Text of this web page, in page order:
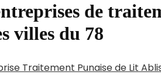
de
villes du 78
Traitement Punaise de Lit